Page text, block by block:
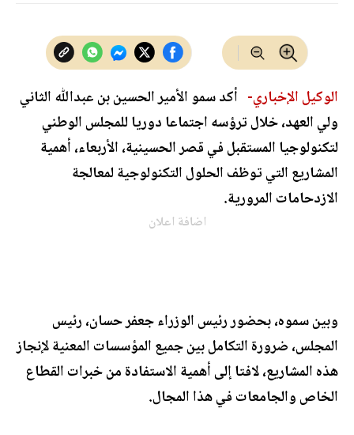
الوكيل الإخباري- أكد سمو الأمير الحسين بن عبدﷲ الثاني
ولي العهد، خلال ترؤسه اجتماعا دوريا للمجلس الوطني
لتكنولوجيا المستقبل في قصر الحسينية، الأربعاء، أهمية
المشاريع التي توظف الحلول التكنولوجية لمعالجة
الازدحامات المرورية.
اضافة اعلان
وبين سموه، بحضور رئيس الوزراء جعفر حسان، رئيس
المجلس، ضرورة التكامل بين جميع المؤسسات المعنية لإنجاز
هذه المشاريع، لافتا إلى أهمية الاستفادة من خبرات القطاع
الخاص والجامعات في هذا المجال.